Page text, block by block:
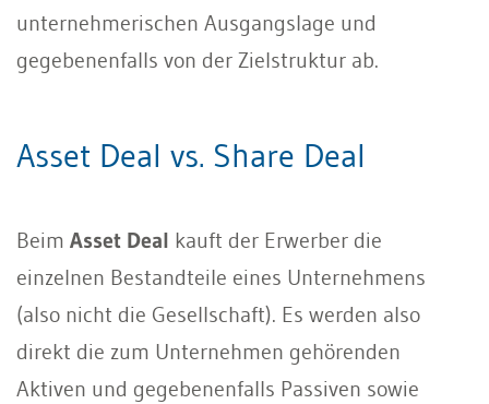
unternehmerischen Ausgangslage und
gegebenenfalls von der Zielstruktur ab.
Asset Deal vs. Share Deal
Beim Asset Deal kauft der Erwerber die
einzelnen Bestandteile eines Unternehmens
(also nicht die Gesellschaft). Es werden also
direkt die zum Unternehmen gehörenden
Aktiven und gegebenenfalls Passiven sowie